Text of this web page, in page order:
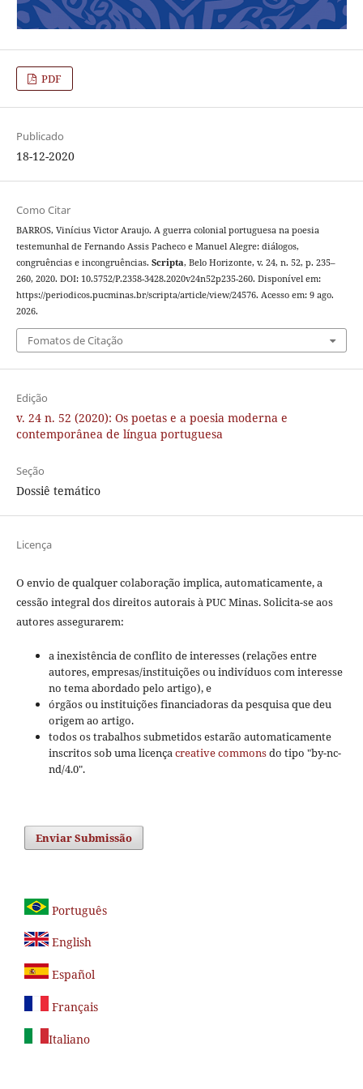
PDF
Publicado
18-12-2020
Como Citar
BARROS, Vinícius Victor Araujo. A guerra colonial portuguesa na poesia
testemunhal de Fernando Assis Pacheco e Manuel Alegre: diálogos,
congruências e incongruências. Scripta, Belo Horizonte, v. 24, n. 52, p. 235–
260, 2020. DOI: 10.5752/P.2358-3428.2020v24n52p235-260. Disponível em:
https://periodicos.pucminas.br/scripta/article/view/24576. Acesso em: 9 ago.
2026.
Fomatos de Citação
Edição
v. 24 n. 52 (2020): Os poetas e a poesia moderna e
contemporânea de língua portuguesa
Seção
Dossiê temático
Licença
O envio de qualquer colaboração implica, automaticamente, a
cessão integral dos direitos autorais à PUC Minas. Solicita-se aos
autores assegurarem:
a inexistência de conflito de interesses (relações entre
autores, empresas/instituições ou indivíduos com interesse
no tema abordado pelo artigo), e
órgãos ou instituições financiadoras da pesquisa que deu
origem ao artigo.
todos os trabalhos submetidos estarão automaticamente
inscritos sob uma licençacreative commonsdo tipo "by-nc-
nd/4.0".
Enviar Submissão
Português
English
Español
Français
Italiano